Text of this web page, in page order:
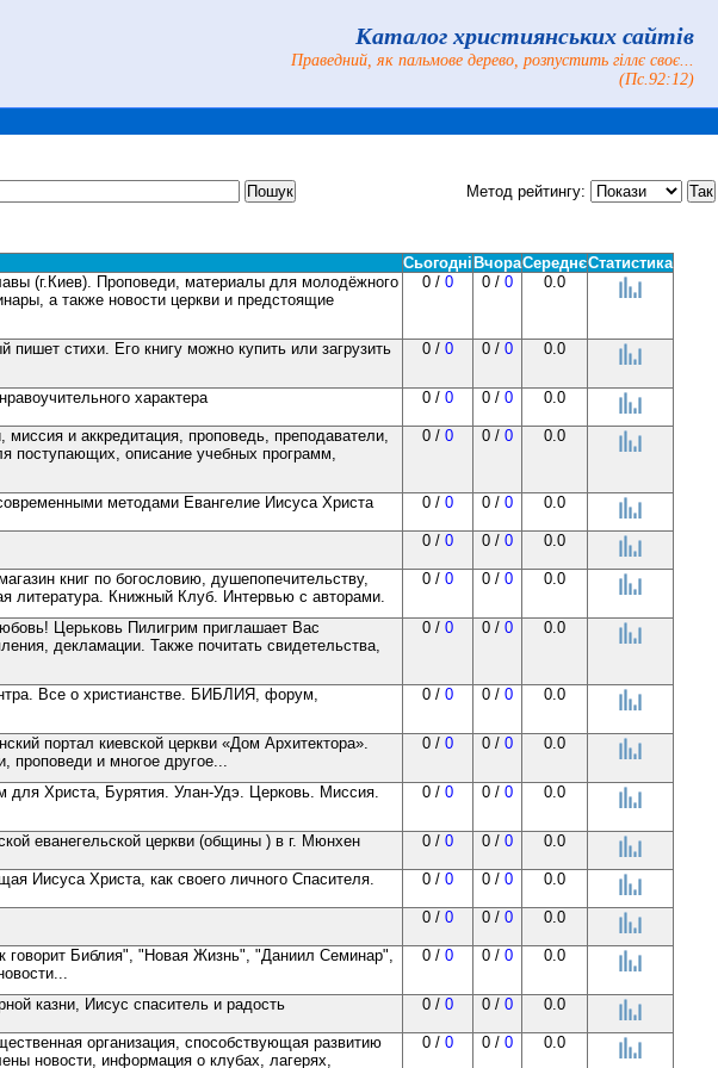
Каталог християнських сайтів
Праведний, як пальмове дерево, розпустить гіллє своє...
(Пс.92:12)
Метод рейтингу:
Сьогодні ВчораСереднєСтатистика
(г.Киев). Проповеди, материалы для молодёжного
а также новости церкви и предстоящие
0 / 0 0 / 0 0.0
пишет стихи. Его книгу можно купить или загрузить
0 / 0 0 / 0 0.0
характера 0 / 0 0 / 0 0.0
миссия и аккредитация, проповедь, преподаватели,
поступающих, описание учебных программ,
0 / 0 0 / 0 0.0
методами Евангелие Иисуса Христа 0 / 0 0 / 0 0.0
0 / 0 0 / 0 0.0
книг по богословию, душепопечительству,
литература. Книжный Клуб. Интервью с авторами.
0 / 0 0 / 0 0.0
Церьковь Пилигрим приглашает Вас
декламации. Также почитать свидетельства,
0 / 0 0 / 0 0.0
Все о христианстве. БИБЛИЯ, форум,
0 / 0 0 / 0 0.0
портал киевской церкви «Дом Архитектора».
проповеди и многое другое...
0 / 0 0 / 0 0.0
Христа, Бурятия. Улан-Удэ. Церковь. Миссия.
0 / 0 0 / 0 0.0
еванегельской церкви (общины ) в г. Мюнхен 0 / 0 0 / 0 0.0
Иисуса Христа, как своего личного Спасителя. 0 / 0 0 / 0 0.0
0 / 0 0 / 0 0.0
говорит Библия", "Новая Жизнь", "Даниил Семинар",
0 / 0 0 / 0 0.0
казни, Иисус спаситель и радость 0 / 0 0 / 0 0.0
организация, способствующая развитию
новости, информация о клубах, лагерях,
0 / 0 0 / 0 0.0